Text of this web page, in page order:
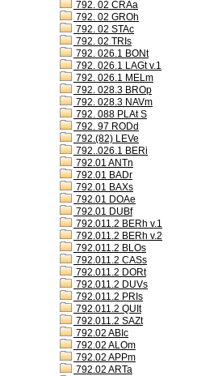
792. 02 CRAa
792. 02 GROh
792. 02 STAc
792. 02 TRIs
792. 026.1 BONt
792. 026.1 LAGt v.1
792. 026.1 MELm
792. 028.3 BROp
792. 028.3 NAVm
792. 088 PLAt S
792. 97 RODd
792.(82) LEVe
792..026.1 BERi
792.01 ANTn
792.01 BADr
792.01 BAXs
792.01 DOAe
792.01 DUBf
792.011.2 BERh v.1
792.011.2 BERh v.2
792.011.2 BLOs
792.011.2 CASs
792.011.2 DORt
792.011.2 DUVs
792.011.2 PRIs
792.011.2 QUIt
792.011.2 SAZt
792.02 ABIc
792.02 ALOm
792.02 APPm
792.02 ARTa